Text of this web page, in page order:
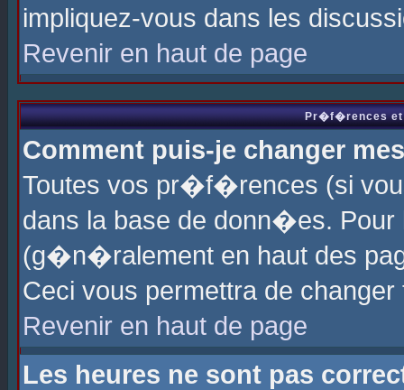
impliquez-vous dans les
Revenir en haut de page
Pr�f�rences et
Comment puis-je changer
Toutes vos pr�f�rences (si
dans la base de donn�es.
(g�n�ralement en haut des
Ceci vous permettra de
Revenir en haut de page
Les heures ne sont pas